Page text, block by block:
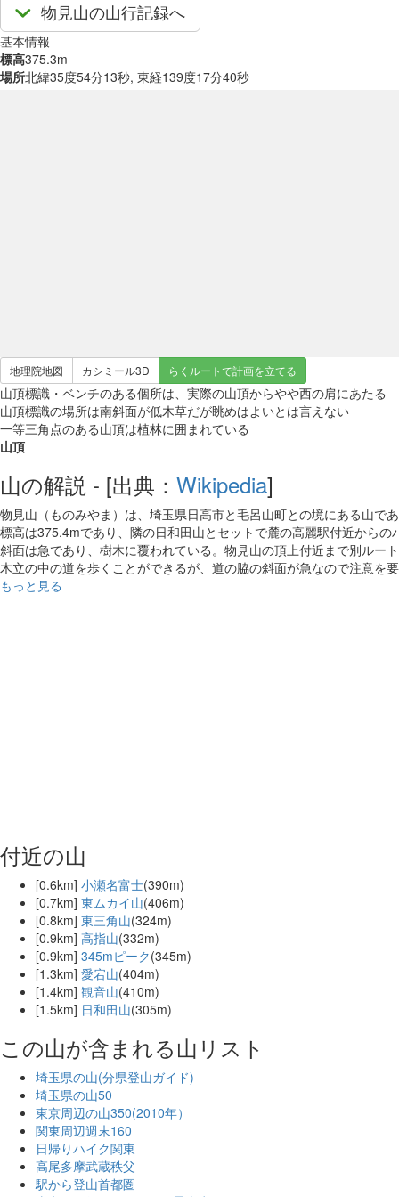
物見山の山行記録へ
基本情報
標高375.3m
場所北緯35度54分13秒, 東経139度17分40秒
地理院地図 カシミール3D らくルートで計画を立てる
山頂標識・ベンチのある個所は、実際の山頂からやや西の肩にあたる
山頂標識の場所は南斜面が低木草だが眺めはよいとは言えない
一等三角点のある山頂は植林に囲まれている
山頂
山の解説 - [出典： Wikipedia]
物見山（ものみやま）は、埼玉県日高市と毛呂山町との境にある山で
標高は375.4mであり、隣の日和田山とセットで麓の高麗駅付近から
斜面は急であり、樹木に覆われている。物見山の頂上付近まで別ルー
木立の中の道を歩くことができるが、道の脇の斜面が急なので注意
もっと見る
付近の山
[0.6km] 小瀬名富士(390m)
[0.7km] 東ムカイ山(406m)
[0.8km] 東三角山(324m)
[0.9km] 高指山(332m)
[0.9km] 345mピーク(345m)
[1.3km] 愛宕山(404m)
[1.4km] 観音山(410m)
[1.5km] 日和田山(305m)
この山が含まれる山リスト
埼玉県の山(分県登山ガイド)
埼玉県の山50
東京周辺の山350(2010年）
関東周辺週末160
日帰りハイク関東
高尾多摩武蔵秩父
駅から登山首都圏